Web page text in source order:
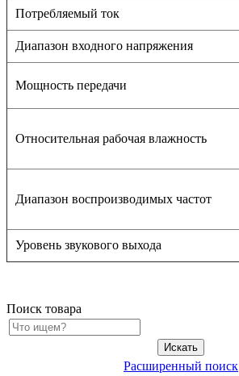
Потребляемый ток
Диапазон входного напряжения
Мощность передачи
Относительная рабочая влажность
Диапазон воспроизводимых частот
Уровень звукового выхода
Поиск товара
Расширенный поиск